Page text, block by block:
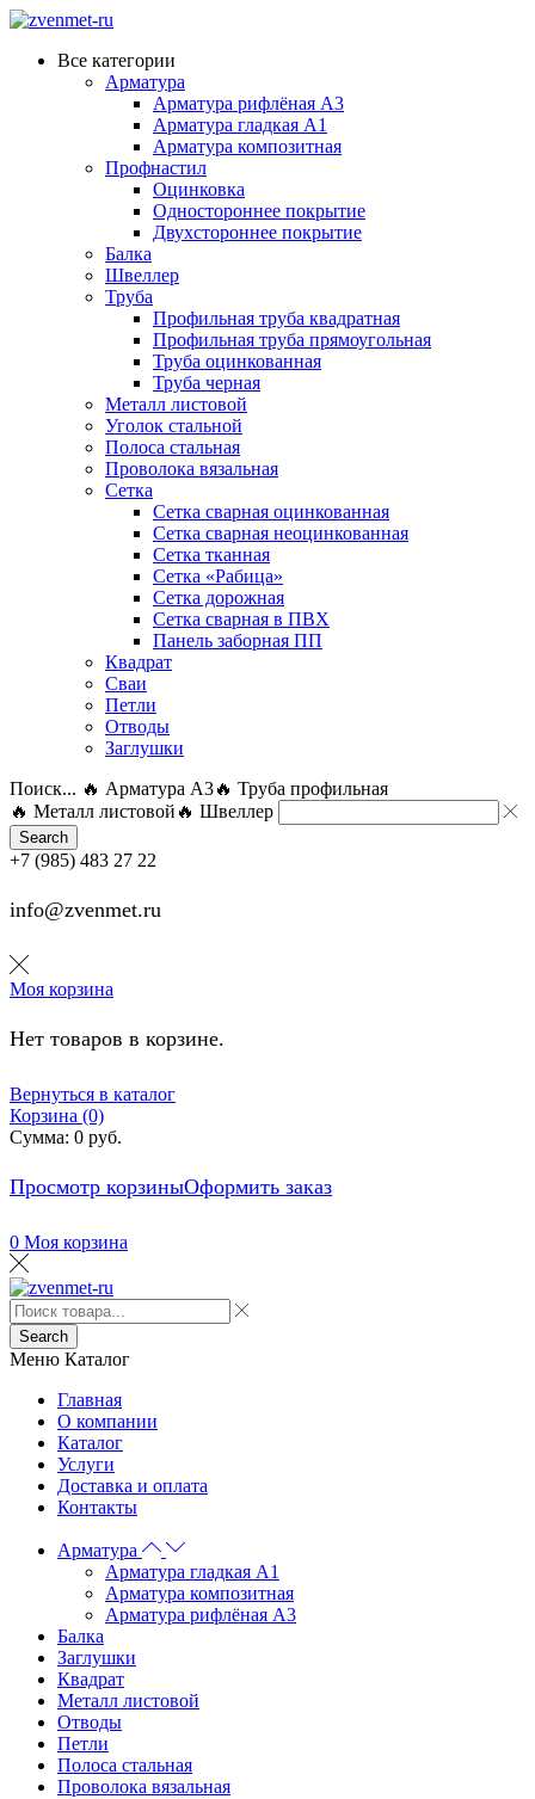
Все категории
Арматура
Арматура рифлёная А3
Арматура гладкая А1
Арматура композитная
Профнастил
Оцинковка
Одностороннее покрытие
Двухстороннее покрытие
Балка
Швеллер
Труба
Профильная труба квадратная
Профильная труба прямоугольная
Труба оцинкованная
Труба черная
Металл листовой
Уголок стальной
Полоса стальная
Проволока вязальная
Сетка
Сетка сварная оцинкованная
Сетка сварная неоцинкованная
Сетка тканная
Сетка «Рабица»
Сетка дорожная
Сетка сварная в ПВХ
Панель заборная ПП
Квадрат
Сваи
Петли
Отводы
Заглушки
Поиск... 🔥 Арматура А3🔥 Труба профильная
🔥 Металл листовой 🔥 Швеллер
Search
+7 (985) 483 27 22
info@zvenmet.ru
Моя корзина
Нет товаров в корзине.
Вернуться в каталог
Корзина (0)
Сумма: 0 руб.
Просмотр корзиныОформить заказ
0 Моя корзина
Search
Меню Каталог
Главная
О компании
Каталог
Услуги
Доставка и оплата
Контакты
Арматура
Арматура гладкая А1
Арматура композитная
Арматура рифлёная А3
Балка
Заглушки
Квадрат
Металл листовой
Отводы
Петли
Полоса стальная
Проволока вязальная